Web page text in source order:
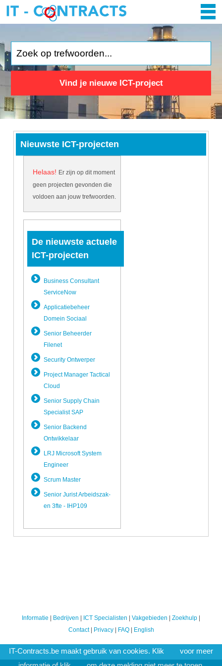
IT-Contracts.be maakt gebruik van cookies. Klik
voor meer
Vind je nieuwe ICT-project
Nieuwste ICT-projecten
Helaas! Er zijn op dit moment
geen projecten gevonden die
voldoen aan jouw trefwoorden.
De nieuwste actuele
ICT-projecten
Business Consultant
ServiceNow
Applicatie­beheer
Domein Sociaal
Senior Beheerder
Filenet
Security Ontwerper
Project Manager Tactical
Cloud
Senior Supply Chain
Specialist SAP
Senior Backend
Ontwikkela­ar
LRJ Microsoft System
Engineer
Scrum Master
Senior Jurist Arbeidszak­
en 3fte - IHP109
Informatie Bedrijven ICT Specialisten Vakgebieden Zoekhulp
Contact| Privacy| FAQ| English